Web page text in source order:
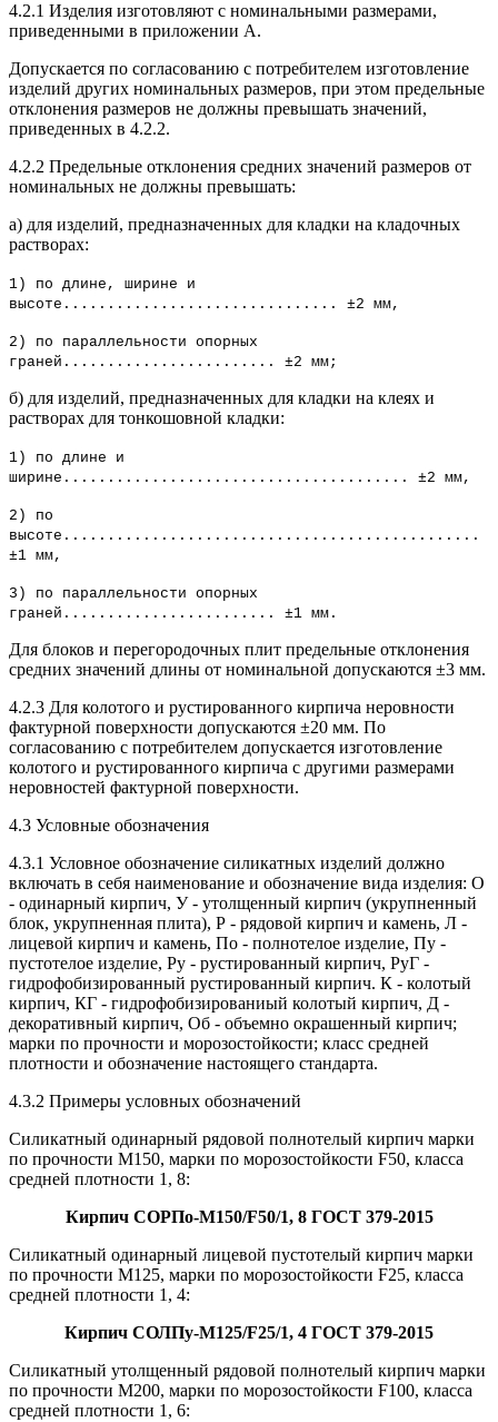
4.2.1 Изделия изготовляют с номинальными размерами,
приведенными в приложении А.
Допускается по согласованию с потребителем изготовление
изделий других номинальных размеров, при этом предельные
отклонения размеров не должны превышать значений,
приведенных в 4.2.2.
4.2.2 Предельные отклонения средних значений размеров от
номинальных не должны превышать:
а) для изделий, предназначенных для кладки на кладочных
растворах:
1) по длине, ширине и
высоте............................... ±2 мм,
2) по параллельности опорных
граней........................ ±2 мм;
б) для изделий, предназначенных для кладки на клеях и
растворах для тонкошовной кладки:
1) по длине и
ширине....................................... ±2 мм,
2) по
высоте...............................................
±1 мм,
3) по параллельности опорных
граней........................ ±1 мм.
Для блоков и перегородочных плит предельные отклонения
средних значений длины от номинальной допускаются ±3 мм.
4.2.3 Для колотого и рустированного кирпича неровности
фактурной поверхности допускаются ±20 мм. По
согласованию с потребителем допускается изготовление
колотого и рустированного кирпича с другими размерами
неровностей фактурной поверхности.
4.3 Условные обозначения
4.3.1 Условное обозначение силикатных изделий должно
включать в себя наименование и обозначение вида изделия: О
- одинарный кирпич, У - утолщенный кирпич (укрупненный
блок, укрупненная плита), Р - рядовой кирпич и камень, Л -
лицевой кирпич и камень, По - полнотелое изделие, Пу -
пустотелое изделие, Ру - рустированный кирпич, РуГ -
гидрофобизированный рустированный кирпич. К - колотый
кирпич, КГ - гидрофобизированиый колотый кирпич, Д -
декоративный кирпич, Об - объемно окрашенный кирпич;
марки по прочности и морозостойкости; класс средней
плотности и обозначение настоящего стандарта.
4.3.2 Примеры условных обозначений
Силикатный одинарный рядовой полнотелый кирпич марки
по прочности М150, марки по морозостойкости F50, класса
средней плотности 1, 8:
Кирпич СОРПо-M150/F50/1, 8 ГОСТ 379-2015
Силикатный одинарный лицевой пустотелый кирпич марки
по прочности М125, марки по морозостойкости F25, класса
средней плотности 1, 4:
Кирпич СОЛПу-М125/F25/1, 4 ГОСТ 379-2015
Силикатный утолщенный рядовой полнотелый кирпич марки
по прочности М200, марки по морозостойкости F100, класса
средней плотности 1, 6: